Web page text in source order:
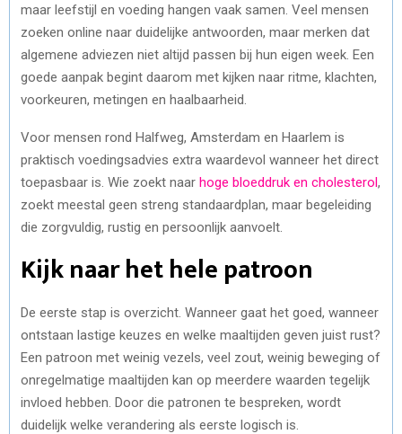
maar leefstijl en voeding hangen vaak samen. Veel mensen
zoeken online naar duidelijke antwoorden, maar merken dat
algemene adviezen niet altijd passen bij hun eigen week. Een
goede aanpak begint daarom met kijken naar ritme, klachten,
voorkeuren, metingen en haalbaarheid.
Voor mensen rond Halfweg, Amsterdam en Haarlem is
praktisch voedingsadvies extra waardevol wanneer het direct
toepasbaar is. Wie zoekt naar hoge bloeddruk en cholesterol,
zoekt meestal geen streng standaardplan, maar begeleiding
die zorgvuldig, rustig en persoonlijk aanvoelt.
Kijk naar het hele patroon
De eerste stap is overzicht. Wanneer gaat het goed, wanneer
ontstaan lastige keuzes en welke maaltijden geven juist rust?
Een patroon met weinig vezels, veel zout, weinig beweging of
onregelmatige maaltijden kan op meerdere waarden tegelijk
invloed hebben. Door die patronen te bespreken, wordt
duidelijk welke verandering als eerste logisch is.